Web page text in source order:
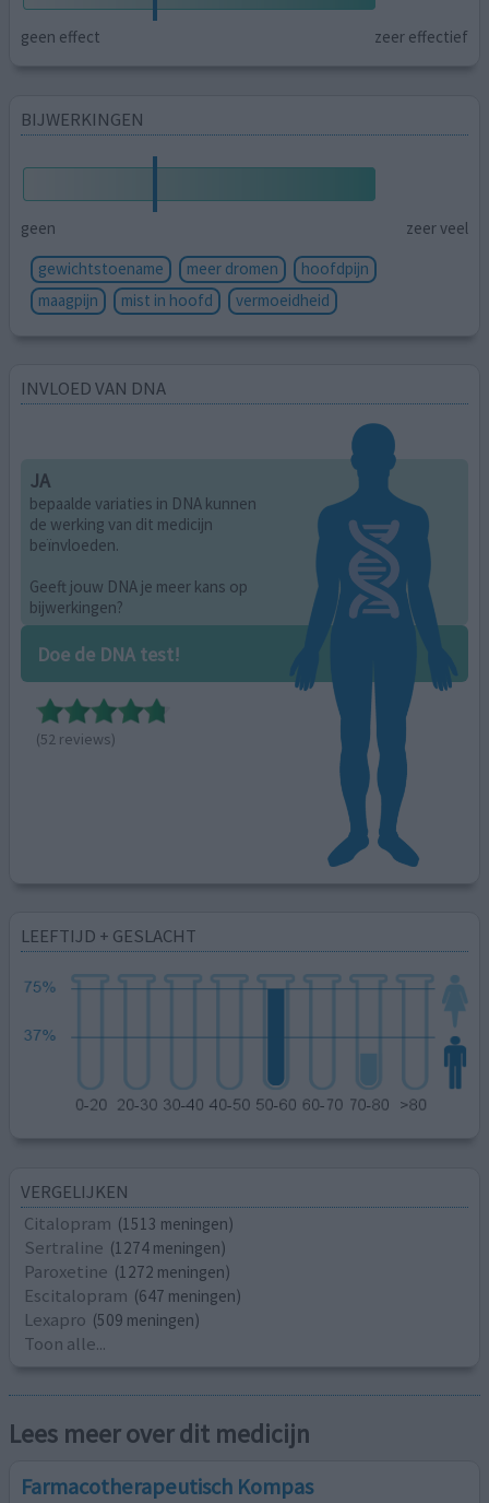
geen effect zeer effectief
BIJWERKINGEN
geen
zeer veel
gewichtstoename
meer dromen
hoofdpijn
maagpijn
mist in hoofd vermoeidheid
INVLOED VAN DNA
JA
bepaalde variaties in DNA kunnen
de werking van dit medicijn
beïnvloeden.
Geeft jouw DNA je meer kans op
bijwerkingen?
Doe de DNA test!
(52 reviews)
LEEFTIJD + GESLACHT
VERGELIJKEN
Citalopram (1513 meningen)
Sertraline (1274 meningen)
Paroxetine (1272 meningen)
Escitalopram (647 meningen)
Lexapro (509 meningen)
Toon alle...
Lees meer over dit medicijn
Farmacotherapeutisch Kompas